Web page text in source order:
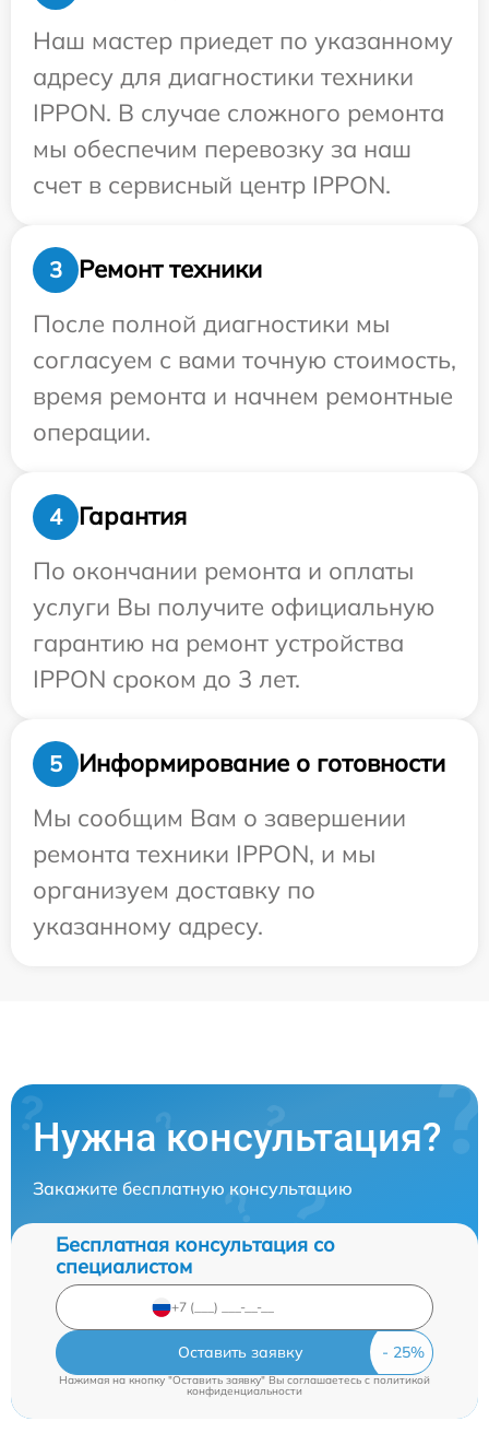
Наш мастер приедет по указанному
адресу для диагностики техники
IPPON. В случае сложного ремонта
мы обеспечим перевозку за наш
счет в сервисный центр IPPON.
3
Ремонт техники
После полной диагностики мы
согласуем с вами точную стоимость,
время ремонта и начнем ремонтные
операции.
4
Гарантия
По окончании ремонта и оплаты
услуги Вы получите официальную
гарантию на ремонт устройства
IPPON сроком до 3 лет.
5
Информирование о готовности
Мы сообщим Вам о завершении
ремонта техники IPPON, и мы
организуем доставку по
указанному адресу.
Нужна консультация?
Закажите бесплатную консультацию
Бесплатная консультация со
специалистом
Оставить заявку
Нажимая на кнопку "Оставить заявку" Вы соглашаетесь cполитикой
конфиденциальности